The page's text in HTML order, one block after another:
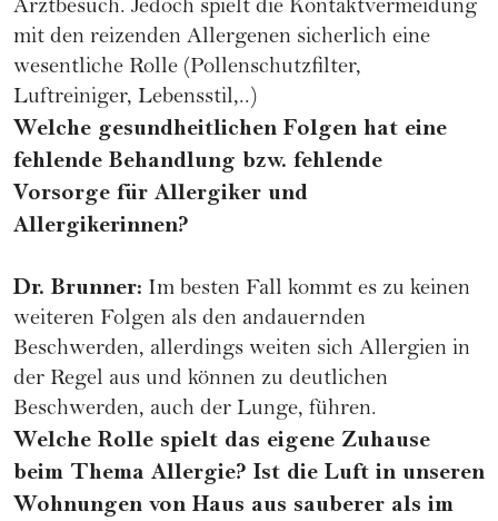
Arztbesuch. Jedoch spielt die Kontaktvermeidung
mit den reizenden Allergenen sicherlich eine
wesentliche Rolle (Pollenschutzfilter,
Luftreiniger, Lebensstil,..)
Welche gesundheitlichen Folgen hat eine
fehlende Behandlung bzw. fehlende
Vorsorge für Allergiker und
Allergikerinnen?
Dr. Brunner: Im besten Fall kommt es zu keinen
weiteren Folgen als den andauernden
Beschwerden, allerdings weiten sich Allergien in
der Regel aus und können zu deutlichen
Beschwerden, auch der Lunge, führen.
Welche Rolle spielt das eigene Zuhause
beim Thema Allergie? Ist die Luft in unseren
Wohnungen von Haus aus sauberer als im